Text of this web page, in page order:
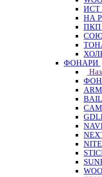
НА
ПКП
ФОНАРИ